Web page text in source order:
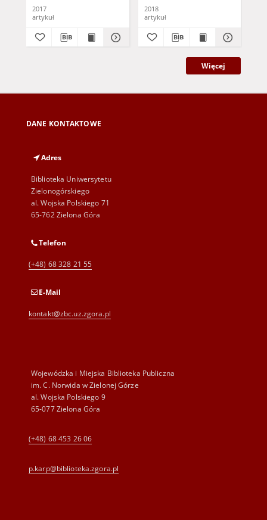
extended learning
environment -
discussion forum
2017
artykuł
2018
artykuł
Więcej
DANE KONTAKTOWE
Adres
Biblioteka Uniwersytetu
Zielonogórskiego
al. Wojska Polskiego 71
65-762 Zielona Góra
Telefon
(+48) 68 328 21 55
E-Mail
kontakt@zbc.uz.zgora.pl
Wojewódzka i Miejska Biblioteka Publiczna
im. C. Norwida w Zielonej Górze
al. Wojska Polskiego 9
65-077 Zielona Góra
(+48) 68 453 26 06
p.karp@biblioteka.zgora.pl